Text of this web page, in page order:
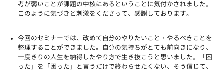
考が弱いことが課題の中核にあるということに気付かされました。
このように気づきと刺激をくださって、感謝しております。
今回のセミナーでは、改めて自分のやりたいこと・ やるべきことを
整理することができました。自分の気持ちがとても前向きになり、
一度きりの人生を納得したやり方で生き抜こうと思いました。「困
った」を「困った」
と言うだけで終わらせたくない、そう信じて、